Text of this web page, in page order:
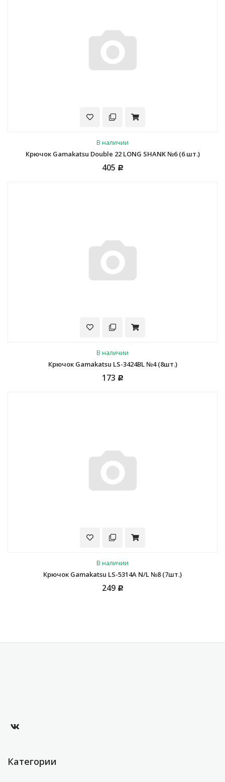
В наличии
Крючок Gamakatsu Double 22 LONG SHANK №6 (6 шт.)
405 Р
В наличии
Крючок Gamakatsu LS-3424BL №4 (8шт.)
173 Р
В наличии
Крючок Gamakatsu LS-5314A N/L №8 (7шт.)
249 Р
Категории